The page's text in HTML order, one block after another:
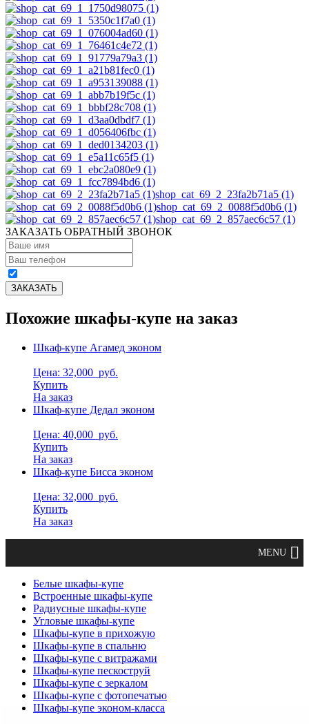
shop_cat_69_2_23fa2b71a5 (1)
shop_cat_69_2_0088f5d0b6 (1)
shop_cat_69_2_857aec6c57 (1)
ЗАКАЗАТЬ ОБРАТНЫЙ ЗВОНОК
Похожие шкафы-купе на заказ
Шкаф-купе Агамед эконом
Цена: 32,000 руб.
Купить
На заказ
Шкаф-купе Дедал эконом
Цена: 40,000 руб.
Купить
На заказ
Шкаф-купе Бисса эконом
Цена: 32,000 руб.
Купить
На заказ
Белые шкафы-купе
Встроенные шкафы-купе
Радиусные шкафы-купе
Угловые шкафы-купе
Шкафы-купе в прихожую
Шкафы-купе в спальню
Шкафы-купе с витражами
Шкафы-купе пескоструй
Шкафы-купе с зеркалом
Шкафы-купе с фотопечатью
Шкафы-купе эконом-класса